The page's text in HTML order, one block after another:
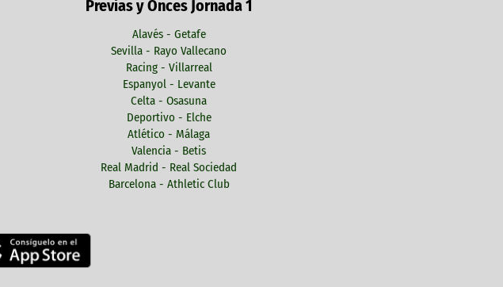
Previas y Onces Jornada 1
Alavés - Getafe
Sevilla - Rayo Vallecano
Racing - Villarreal
Espanyol - Levante
Celta - Osasuna
Deportivo - Elche
Atlético - Málaga
Valencia - Betis
Real Madrid - Real Sociedad
Barcelona - Athletic Club